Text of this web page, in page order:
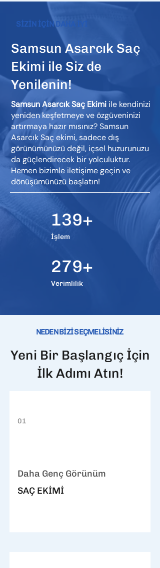
SİZİN İÇİN DAHA İYİ
Samsun Asarcık Saç
Ekimi ile Siz de
Yenilenin!
Samsun Asarcık Saç Ekimi ile kendinizi
yeniden keşfetmeye ve özgüveninizi
artırmaya hazır mısınız? Samsun
Asarcık Saç ekimi, sadece dış
görünümünüzü değil, içsel huzurunuzu
da güçlendirecek bir yolculuktur.
Hemen bizimle iletişime geçin ve
dönüşümünüzü başlatın!
139+
İşlem
279+
Verimlilik
NEDEN BİZİ SEÇMELİSİNİZ
Yeni Bir Başlangıç İçin
İlk Adımı Atın!
01
Daha Genç Görünüm
SAÇ EKİMİ